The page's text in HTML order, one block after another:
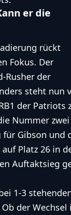
er die
rückt
Fokus. Der
Rusher der
steht nun
der
Nummer
für Gibson und
Platz 26 in
Auftaktsieg
1-3
der